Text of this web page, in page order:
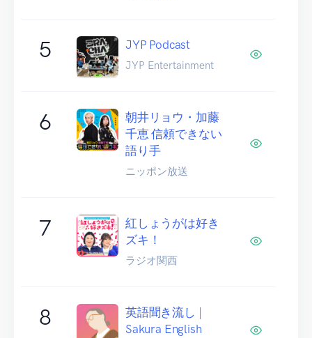
5 JYP Podcast
JYP Entertainment
6
朝井リョウ・加藤
千恵 信頼できない
語り手
ニッポン放送
7
紅しょうがは好き
ズキ！
ラジオ関西
8
英語聞き流し |
Sakura English